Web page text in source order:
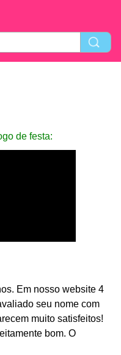
de festa:
Em nosso website 4
seu nome com
muito satisfeitos!
bom. O